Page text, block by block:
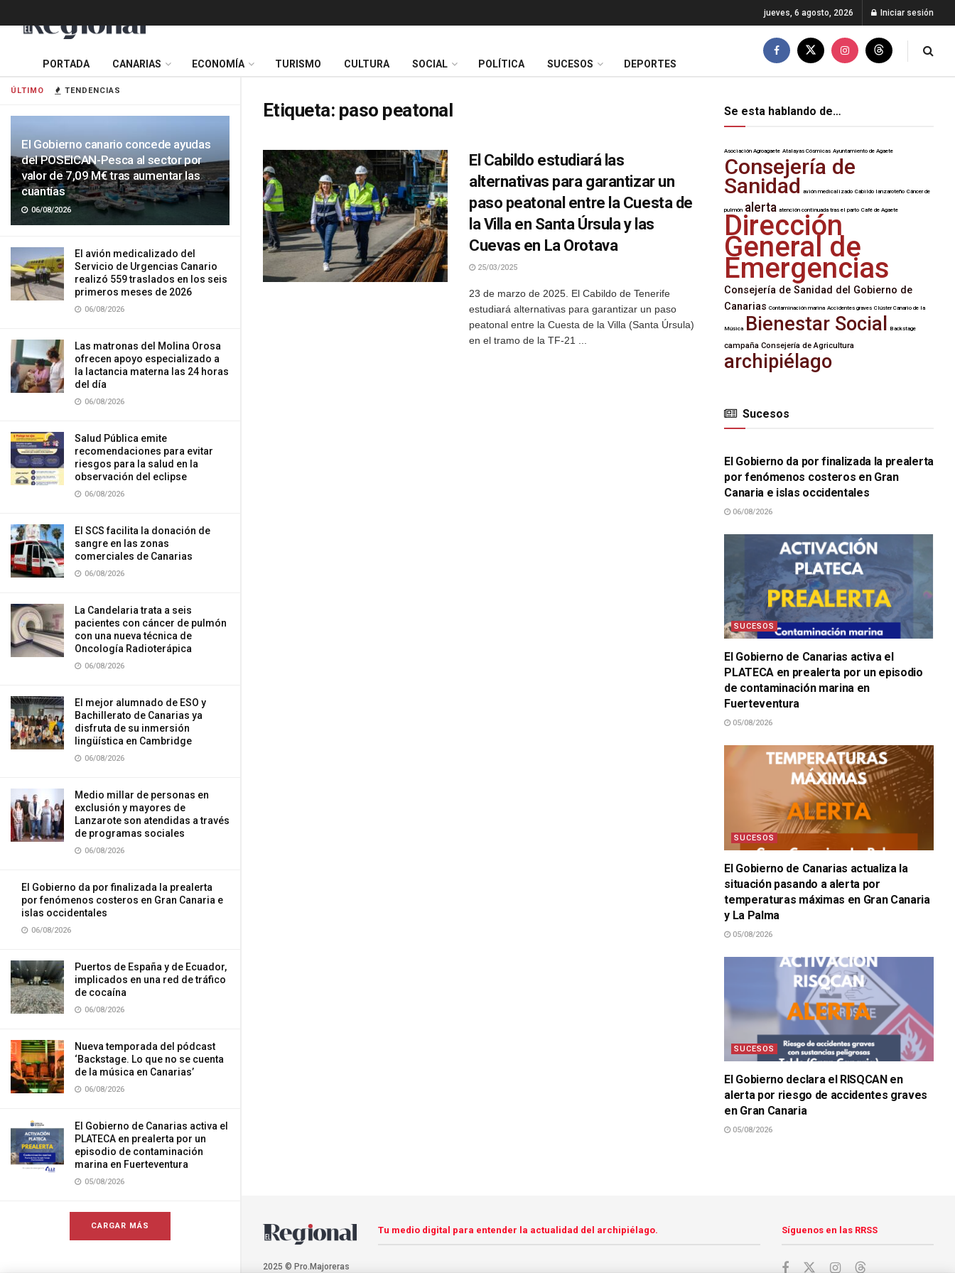
ÚLTIMO TENDENCIAS
El Gobierno canario concede ayudas
del POSEICAN-Pesca al sector por
valor de 7,09 M€ tras aumentar las
cuantías
06/08/2026
El avión medicalizado del
Servicio de Urgencias Canario
realizó 559 traslados en los seis
primeros meses de 2026
06/08/2026
Las matronas del Molina Orosa
ofrecen apoyo especializado a
la lactancia materna las 24 horas
del día
06/08/2026
Salud Pública emite
recomendaciones para evitar
riesgos para la salud en la
observación del eclipse
06/08/2026
El SCS facilita la donación de
sangre en las zonas
comerciales de Canarias
06/08/2026
La Candelaria trata a seis
pacientes con cáncer de pulmón
con una nueva técnica de
Oncología Radioterápica
06/08/2026
El mejor alumnado de ESO y
Bachillerato de Canarias ya
disfruta de su inmersión
lingüística en Cambridge
06/08/2026
Medio millar de personas en
exclusión y mayores de
Lanzarote son atendidas a través
de programas sociales
06/08/2026
El Gobierno da por finalizada la prealerta
por fenómenos costeros en Gran Canaria e
islas occidentales
06/08/2026
Puertos de España y de Ecuador,
implicados en una red de tráfico
de cocaína
06/08/2026
Nueva temporada del pódcast
‘Backstage. Lo que no se cuenta
de la música en Canarias’
06/08/2026
El Gobierno de Canarias activa el
PLATECA en prealerta por un
episodio de contaminación
marina en Fuerteventura
05/08/2026
CARGAR MÁS
jueves, 6 agosto, 2026 Iniciar sesión
PORTADA CANARIAS ECONOMÍA TURISMO CULTURA SOCIAL POLÍTICA SUCESOS DEPORTES
Etiqueta: paso peatonal
El Cabildo estudiará las
alternativas para garantizar un
paso peatonal entre la Cuesta de
la Villa en Santa Úrsula y las
Cuevas en La Orotava
25/03/2025
23 de marzo de 2025. El Cabildo de Tenerife
estudiará alternativas para garantizar un paso
peatonal entre la Cuesta de la Villa (Santa Úrsula)
en el tramo de la TF-21 ...
Se esta hablando de…
Asociación Agroagaete Atalayas Cósmicas Ayuntamiento de Agaete
Consejería de
Sanidad avión medicalizado Cabildo lanzaroteño Cáncer de
pulmón alerta atención continuada tras el parto Café de Agaete
Dirección
General de
Emergencias
Consejería de Sanidad del Gobierno de
Canarias Contaminación marina Accidentes graves Clúster Canario de la
Música Bienestar Social Backstage
campaña Consejería de Agricultura
archipiélago
Sucesos
SUCESOS
El Gobierno da por finalizada la prealerta
por fenómenos costeros en Gran
Canaria e islas occidentales
06/08/2026
SUCESOS
El Gobierno de Canarias activa el
PLATECA en prealerta por un episodio
de contaminación marina en
Fuerteventura
05/08/2026
SUCESOS
El Gobierno de Canarias actualiza la
situación pasando a alerta por
temperaturas máximas en Gran Canaria
y La Palma
05/08/2026
SUCESOS
El Gobierno declara el RISQCAN en
alerta por riesgo de accidentes graves
en Gran Canaria
05/08/2026
2025 © Pro.Majoreras
Tu medio digital para entender la actualidad del archipiélago. Síguenos en las RRSS